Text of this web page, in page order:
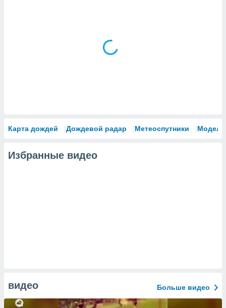
Карта дождей Дождевой радар Метеоспутники Модели
Избранные видео
видео Больше видео